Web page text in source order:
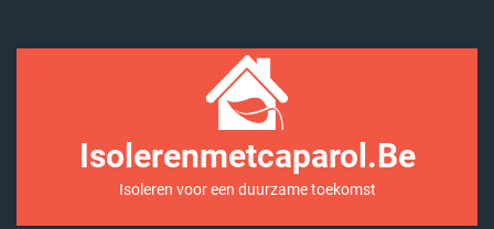
Isolerenmetcaparol.be
Isoleren voor een duurzame toekomst